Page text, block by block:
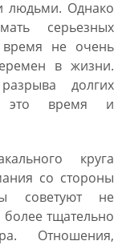
людьми. Однако
серьезных
не очень
в жизни.
долгих
это время и
круга
со стороны
советуют не
тщательно
Отношения,